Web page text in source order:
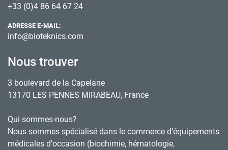
+33 (0)4 86 64 67 24
ADRESSE E-MAIL:
info@bioteknics.com
Nous trouver
3 boulevard de la Capelane
13170 LES PENNES MIRABEAU, France
Qui sommes-nous?
Nous sommes spécialisé dans le commerce d’équipements
médicales d'occasion (biochimie, hématologie,